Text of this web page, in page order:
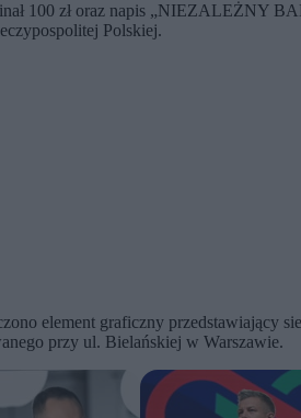
100 zł oraz napis „NIEZALEŻNY
Polskiej.
element graficzny przedstawiający
przy ul. Bielańskiej w Warszawie.